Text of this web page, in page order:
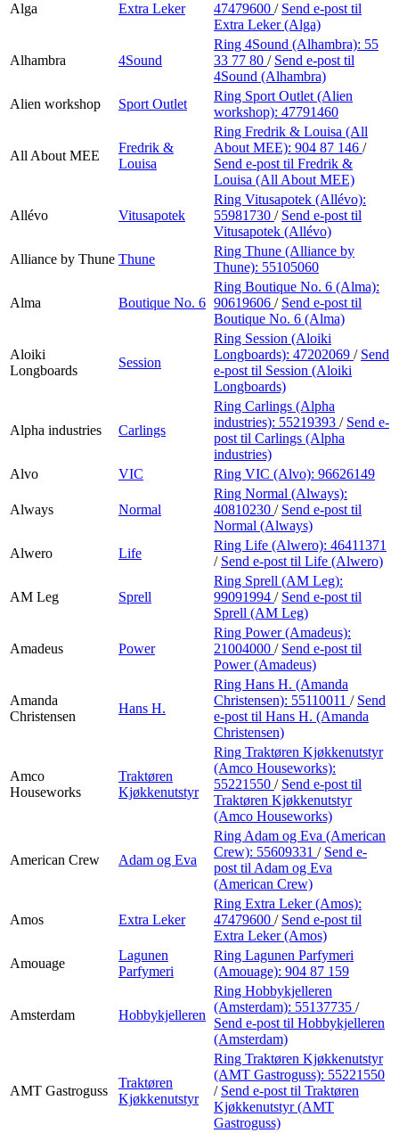
Alga Extra Leker 47479600 / Send e-post til
Extra Leker (Alga)
Alhambra 4Sound
Ring 4Sound (Alhambra): 55
33 77 80 / Send e-post til
4Sound (Alhambra)
Alien workshop
Sport Outlet
Ring Sport Outlet (Alien
workshop): 47791460
All About MEE
Fredrik &
Louisa
Ring Fredrik & Louisa (All
About MEE): 904 87 146 /
Send e-post til Fredrik &
Louisa (All About MEE)
Allévo Vitusapotek
Ring Vitusapotek (Allévo):
55981730 / Send e-post til
Vitusapotek (Allévo)
Alliance by Thune Thune
Ring Thune (Alliance by
Thune): 55105060
Alma Boutique No. 6
Ring Boutique No. 6 (Alma):
90619606 / Send e-post til
Boutique No. 6 (Alma)
Aloiki
Longboards
Session
Ring Session (Aloiki
Longboards): 47202069 / Send
e-post til Session (Aloiki
Longboards)
Alpha industries Carlings
Ring Carlings (Alpha
industries): 55219393 / Send e-
post til Carlings (Alpha
industries)
Alvo
VIC Ring VIC (Alvo): 96626149
Always Normal
Ring Normal (Always):
40810230 / Send e-post til
Normal (Always)
Alwero
Life
Ring Life (Alwero): 46411371
/ Send e-post til Life (Alwero)
AM Leg Sprell
Ring Sprell (AM Leg):
99091994 / Send e-post til
Sprell (AM Leg)
Amadeus Power
Ring Power (Amadeus):
21004000 / Send e-post til
Power (Amadeus)
Amanda
Christensen
Hans H.
Ring Hans H. (Amanda
Christensen): 55110011 / Send
e-post til Hans H. (Amanda
Christensen)
Amco
Houseworks
Traktøren
Kjøkkenutstyr
Ring Traktøren Kjøkkenutstyr
(Amco Houseworks):
55221550 / Send e-post til
Traktøren Kjøkkenutstyr
(Amco Houseworks)
American Crew Adam og Eva
Ring Adam og Eva (American
Crew): 55609331 / Send e-
post til Adam og Eva
(American Crew)
Amos Extra Leker
Ring Extra Leker (Amos):
47479600 / Send e-post til
Extra Leker (Amos)
Amouage
Lagunen
Parfymeri
Ring Lagunen Parfymeri
(Amouage): 904 87 159
Amsterdam Hobbykjelleren
Ring Hobbykjelleren
(Amsterdam): 55137735 /
Send e-post til Hobbykjelleren
(Amsterdam)
AMT Gastroguss
Traktøren
Kjøkkenutstyr
Ring Traktøren Kjøkkenutstyr
(AMT Gastroguss): 55221550
/ Send e-post til Traktøren
Kjøkkenutstyr (AMT
Gastroguss)